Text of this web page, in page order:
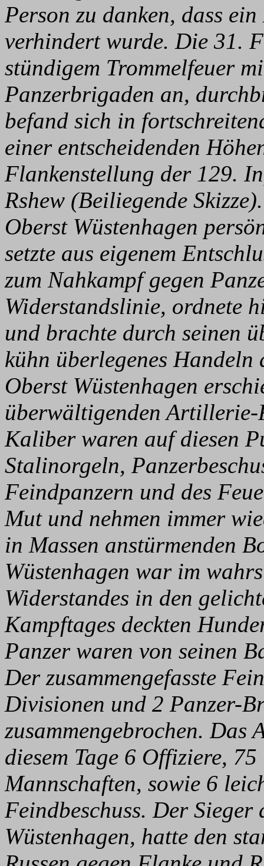
Person zu danken, dass
verhindert wurde. Die 31.
stündigem Trommelfeuer
Panzerbrigaden an,
befand sich in
einer entscheidenden
Flankenstellung der 129.
Rshew (Beiliegende
Oberst Wüstenhagen
setzte aus eigenem
zum Nahkampf gegen
Widerstandslinie, ordnete
und brachte durch seinen
kühn überlegenes Handeln
Oberst Wüstenhagen
überwältigenden
Kaliber waren auf diesen
Stalinorgeln,
Feindpanzern und des
Mut und nehmen immer
in Massen anstürmenden
Wüstenhagen war im
Widerstandes in den
Kampftages deckten
Panzer waren von seinen
Der zusammengefasste
Divisionen und 2 Panzer-
zusammengebrochen.
diesem Tage 6 Offiziere,
Mannschaften, sowie 6
Feindbeschuss. Der Sieger
Wüstenhagen, hatte den